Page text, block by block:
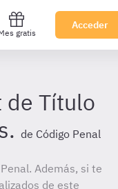
gratis
Acceder
Título
de Código Penal
Además, si te
de este